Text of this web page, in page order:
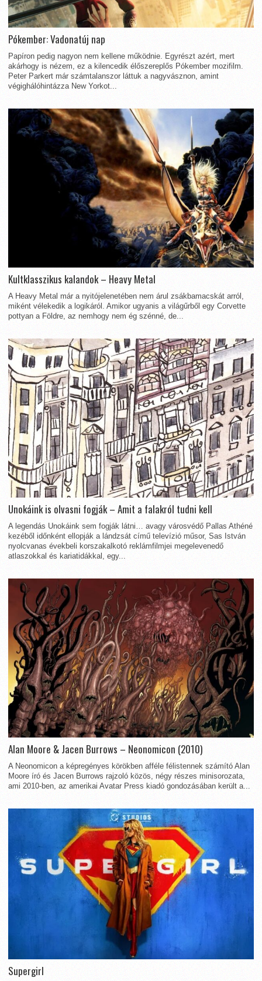
Pókember: Vadonatúj nap
Papíron pedig nagyon nem kellene működnie. Egyrészt azért, mert
akárhogy is nézem, ez a kilencedik élőszereplős Pókember mozifilm.
Peter Parkert már számtalanszor láttuk a nagyvásznon, amint
végighálóhintázza New Yorkot...
Kultklasszikus kalandok – Heavy Metal
A Heavy Metal már a nyitójelenetében nem árul zsákbamacskát arról,
miként vélekedik a logikáról. Amikor ugyanis a világűrből egy Corvette
pottyan a Földre, az nemhogy nem ég szénné, de...
Unokáink is olvasni fogják – Amit a falakról tudni kell
A legendás Unokáink sem fogják látni… avagy városvédő Pallas Athéné
kezéből időnként ellopják a lándzsát című televízió műsor, Sas István
nyolcvanas évekbeli korszakalkotó reklámfilmjei megelevenedő
atlaszokkal és kariatidákkal, egy...
Alan Moore & Jacen Burrows – Neonomicon (2010)
A Neonomicon a képregényes körökben afféle félistennek számító Alan
Moore író és Jacen Burrows rajzoló közös, négy részes minisorozata,
ami 2010-ben, az amerikai Avatar Press kiadó gondozásában került a...
Supergirl